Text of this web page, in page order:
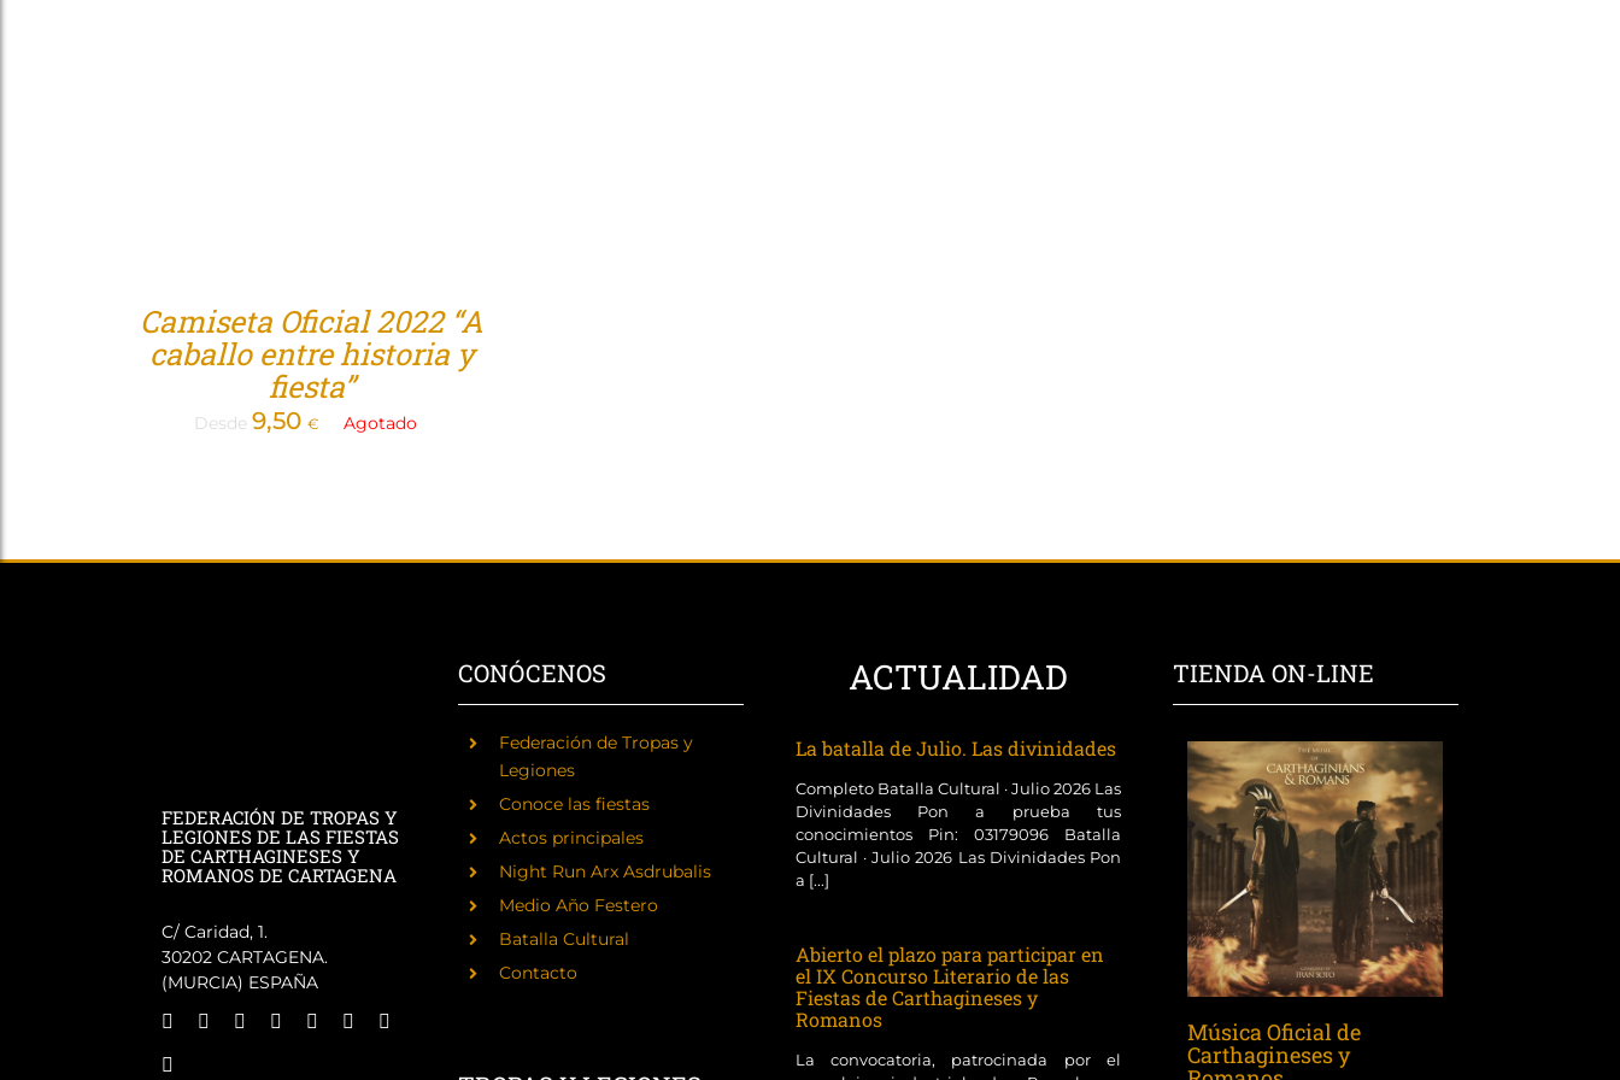
Camiseta Oficial 2022 “A
caballo entre historia y
fiesta”
Desde9,50€ Agotado
FEDERACIÓN DE TROPAS Y
LEGIONES DE LAS FIESTAS
DE CARTHAGINESES Y
ROMANOS DE CARTAGENA
C/ Caridad, 1.
30202 CARTAGENA.
(MURCIA) ESPAÑA
CONÓCENOS
Federación de Tropas y
Legiones
Conoce las fiestas
Actos principales
Night Run Arx Asdrubalis
Medio Año Festero
Batalla Cultural
Contacto
ACTUALIDAD
La batalla de Julio. Las divinidades
Completo Batalla Cultural · Julio 2026 Las
Divinidades Pon a prueba tus
conocimientos Pin: 03179096 Batalla
Cultural · Julio 2026 Las Divinidades Pon
a [...]
Abierto el plazo para participar en
el IX Concurso Literario de las
Fiestas de Carthagineses y
Romanos
La convocatoria, patrocinada por el
TIENDA ON-LINE
Música Oficial de
Carthagineses y